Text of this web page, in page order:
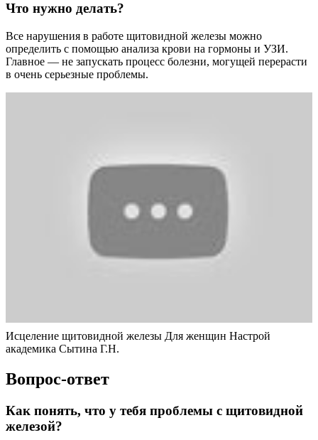
Что нужно делать?
Все нарушения в работе щитовидной железы можно
определить с помощью анализа крови на гормоны и УЗИ.
Главное — не запускать процесс болезни, могущей перерасти
в очень серьезные проблемы.
Исцеление щитовидной железы Для женщин Настрой
академика Сытина Г.Н.
Вопрос-ответ
Как понять, что у тебя проблемы с щитовидной
железой?